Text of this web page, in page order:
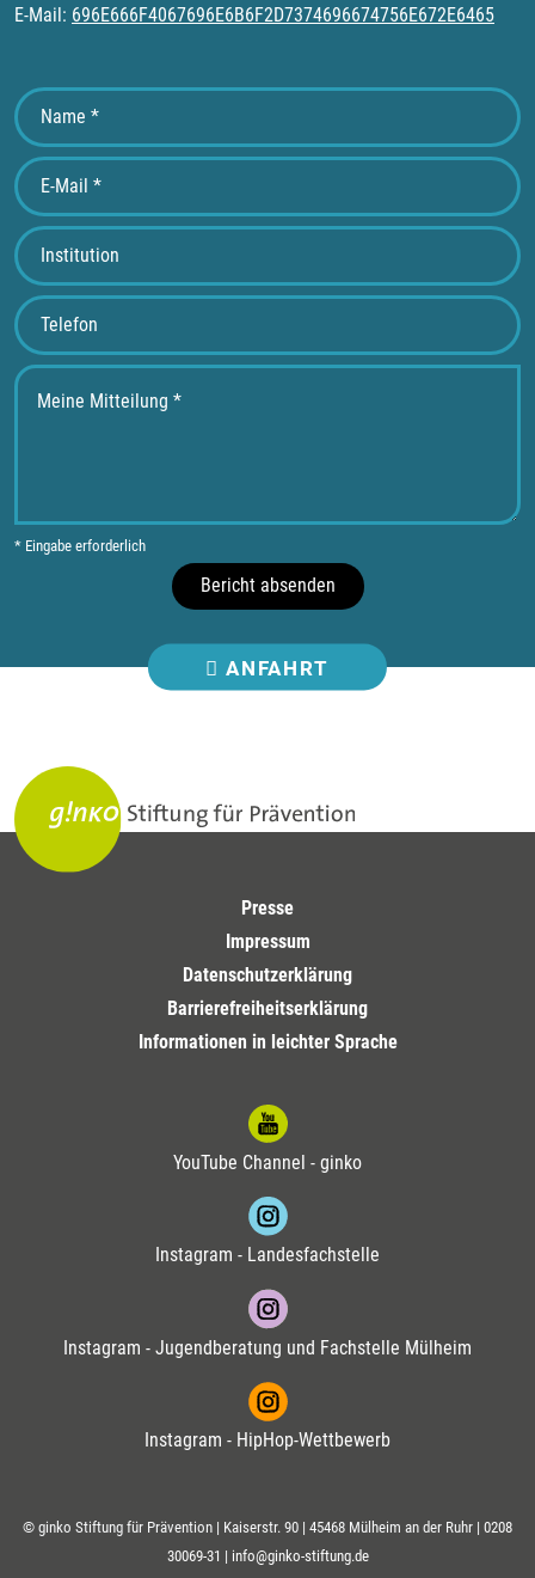
E-Mail: 696E666F4067696E6B6F2D7374696674756E672E6465
* Eingabe erforderlich
Bericht absenden
ANFAHRT
Presse
Impressum
Datenschutzerklärung
Barrierefreiheitserklärung
Informationen in leichter Sprache
YouTube Channel - ginko
Instagram - Landesfachstelle
Instagram - Jugendberatung und Fachstelle Mülheim
Instagram - HipHop-Wettbewerb
© ginko Stiftung für Prävention | Kaiserstr. 90 | 45468 Mülheim an der Ruhr | 0208
30069-31 | info@ginko-stiftung.de